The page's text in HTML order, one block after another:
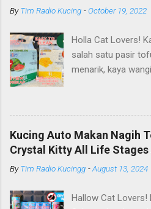
ByTim Radio Kucing -October 19, 2022
Holla Cat Lovers!
salah satu pasir
menarik, kaya
Haipet
kucing yang
Surya, Indonesia.
bidang produk
Tree Furniture,
Litter, Cat
dahulu dari PT.
Kucing Auto Makan Nagih
Crystal Kitty All Life
ByTim Radio Kucingg -August 13, 2024
Hallow Cat Lovers!